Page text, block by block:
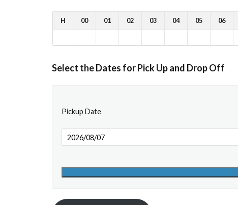
H 00 01 02 03 04 05 06
Select the Dates for Pick Up and Drop Off
Pickup Date